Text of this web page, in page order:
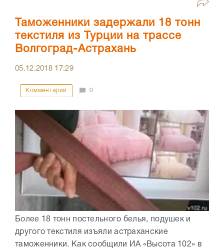
Таможенники задержали 18 тонн
текстиля из Турции на трассе
Волгоград-Астрахань
05.12.2018 17:29
Комментарии 0
Более 18 тонн постельного белья, подушек и
другого текстиля изъяли астраханские
таможенники. Как сообщили ИА «Высота 102» в